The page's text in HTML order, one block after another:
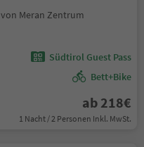
von Meran Zentrum
Südtirol Guest Pass
Bett+Bike
ab 218€
1 Nacht / 2 Personen Inkl. MwSt.